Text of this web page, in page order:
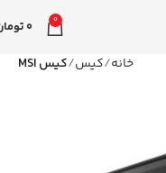
0
0
خانه کیس کیس MSI